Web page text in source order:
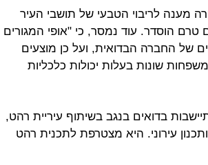
מענה לריבוי הטבעי של תושבי העיר
הוסדר. עוד נמסר, כי "אופי המגורים
של החברה הבדואית, ועל כן מוצעים
שונות בעלות יכולות כלכליות
בדואים בנגב בשיתוף עיריית רהט,
עירוני. היא מצטרפת לתכנית רהט